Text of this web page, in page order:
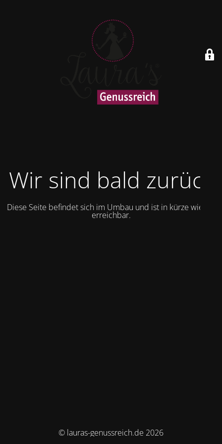
Wir sind bald zurück
Diese Seite befindet sich im Umbau und ist in kürze wieder
erreichbar.
© lauras-genussreich.de 2026